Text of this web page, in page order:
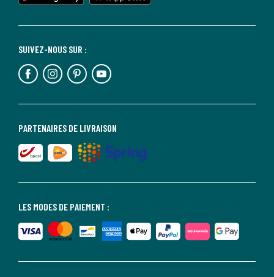
LES MODES DE PAIEMENT :
PARTENAIRES DE LIVRAISON
SUIVEZ-NOUS SUR :